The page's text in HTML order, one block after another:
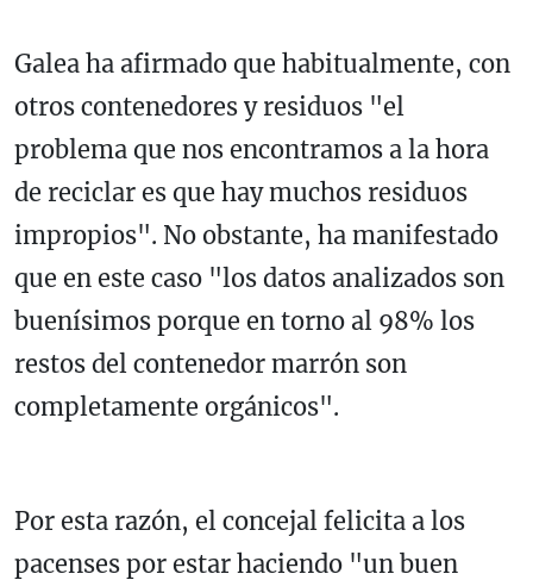
Galea ha afirmado que habitualmente, con
otros contenedores y residuos "el
problema que nos encontramos a la hora
de reciclar es que hay muchos residuos
impropios". No obstante, ha manifestado
que en este caso "los datos analizados son
buenísimos porque en torno al 98% los
restos del contenedor marrón son
completamente orgánicos".
Por esta razón, el concejal felicita a los
pacenses por estar haciendo "un buen